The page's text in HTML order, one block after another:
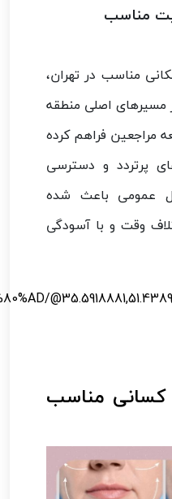
مناسب
مناسب در تهران،
اصلی منطقه
مراجعین فراهم کرده
پرتردد و دسترسی
عمومی باعث شده
وقت و با آسودگی
کسانی مناسب